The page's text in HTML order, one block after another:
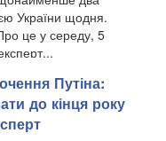
України щодня.
це у середу, 5
Путіна:
до кінця року